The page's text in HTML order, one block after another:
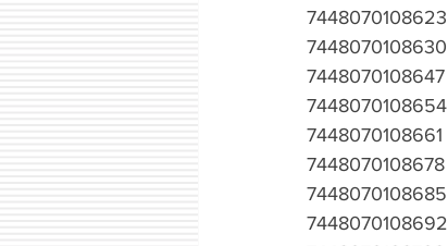
7448070108623
7448070108630
7448070108647
7448070108654
7448070108661
7448070108678
7448070108685
7448070108692